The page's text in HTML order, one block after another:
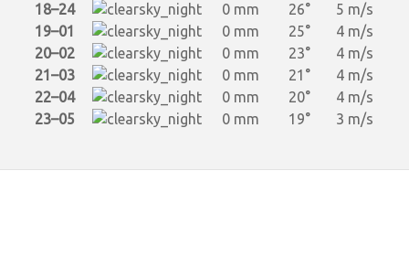
18–24
0 mm 26°
5 m/s
19–01
0 mm 25°
4 m/s
20–02
0 mm 23°
4 m/s
21–03
0 mm 21°
4 m/s
22–04
0 mm 20°
4 m/s
23–05
0 mm 19° 3 m/s